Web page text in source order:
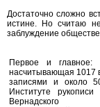
Достаточно сложно
истине. Но считаю
заблуждение
Первое и главное:
насчитывающая 1017
записями и около
Институте
Вернадского